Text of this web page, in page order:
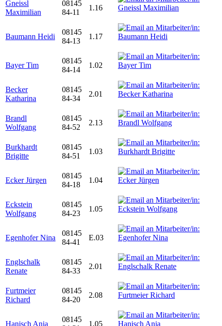
Gneissl
Maximilian
08145
84-11
1.16
Baumann Heidi
08145
84-13
1.17
Bayer Tim
08145
84-14
1.02
Becker
Katharina
08145
84-34
2.01
Brandl
Wolfgang
08145
84-52
2.13
Burkhardt
Brigitte
08145
84-51
1.03
Ecker Jürgen
08145
84-18
1.04
Eckstein
Wolfgang
08145
84-23
1.05
Egenhofer Nina
08145
84-41
E.03
Englschalk
Renate
08145
84-33
2.01
Furtmeier
Richard
08145
84-20
2.08
Hanisch Anja
08145
1.05